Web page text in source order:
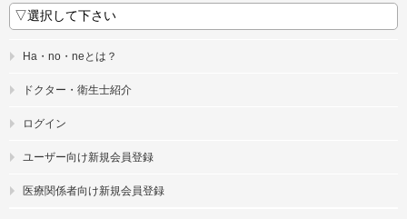
Ha・no・neとは？
ドクター・衛生士紹介
ログイン
ユーザー向け新規会員登録
医療関係者向け新規会員登録